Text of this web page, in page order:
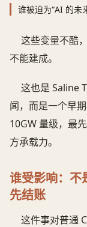
谁被迫为“AI 的未
这些变量不酷
不能建成。
这也是 Saline
闻，而是一个早
10GW 量级，最
方承载力。
谁受影响：不
先结账
这件事对普通